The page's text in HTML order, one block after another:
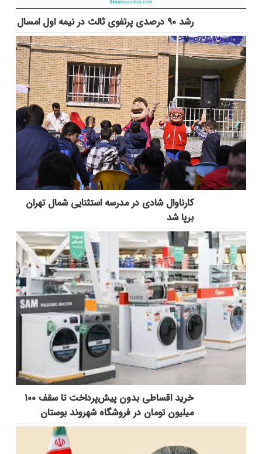
رشد ۹۰ درصدی پرتفوی ثالث در نیمه اول امسال
کارناوال شادی در مدرسه استثنایی شمال تهران
برپا شد
خرید اقساطی بدون پیش‌پرداخت تا سقف ۱۰۰
میلیون تومان در فروشگاه شهروند بوستان